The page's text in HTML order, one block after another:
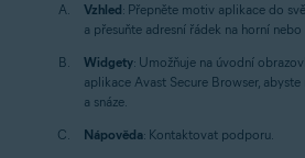
Vzhled: Přepněte motiv aplikace do
a přesuňte adresní řádek na horní
Widgety: Umožňuje na úvodní
aplikace Avast Secure Browser,
a snáze.
Nápověda: Kontaktovat podporu.